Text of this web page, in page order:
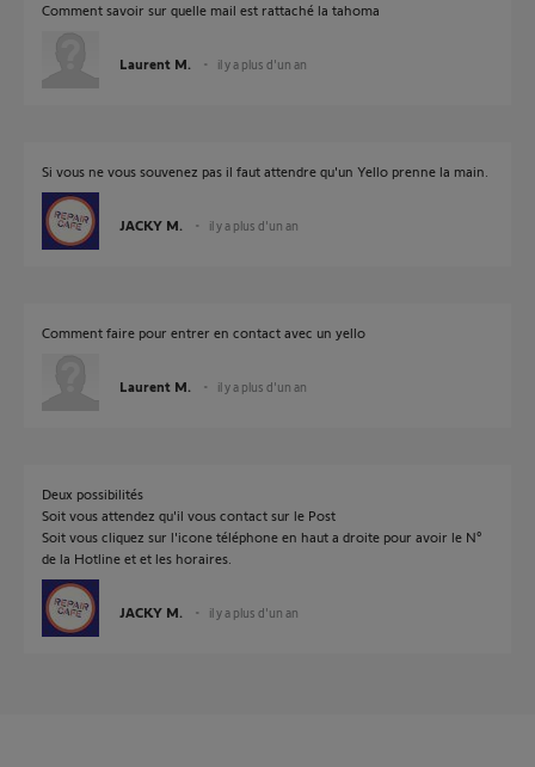
Comment savoir sur quelle mail est rattaché la tahoma
Laurent M. il y a plus d'un an
Si vous ne vous souvenez pas il faut attendre qu'un Yello prenne la main.
JACKY M. il y a plus d'un an
Comment faire pour entrer en contact avec un yello
Laurent M. il y a plus d'un an
Deux possibilités
Soit vous attendez qu'il vous contact sur le Post
Soit vous cliquez sur l'icone téléphone en haut a droite pour avoir le N°
de la Hotline et et les horaires.
JACKY M. il y a plus d'un an